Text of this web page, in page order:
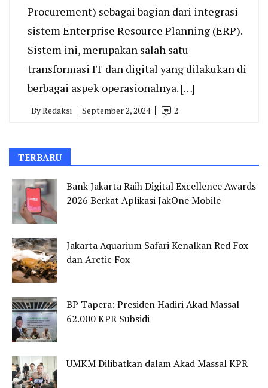
Procurement) sebagai bagian dari integrasi
sistem Enterprise Resource Planning (ERP).
Sistem ini, merupakan salah satu
transformasi IT dan digital yang dilakukan di
berbagai aspek operasionalnya. […]
ByRedaksi September 2, 2024 2
TERBARU
Bank Jakarta Raih Digital Excellence Awards
2026 Berkat Aplikasi JakOne Mobile
Jakarta Aquarium Safari Kenalkan Red Fox
dan Arctic Fox
BP Tapera: Presiden Hadiri Akad Massal
62.000 KPR Subsidi
UMKM Dilibatkan dalam Akad Massal KPR